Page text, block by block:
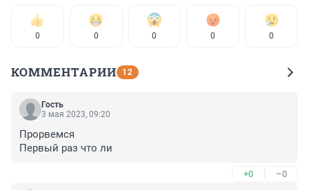
0 0 0 0 0
КОММЕНТАРИИ 12
Гость
3 мая 2023, 09:20
Прорвемся
Первый раз что ли
+0 –0